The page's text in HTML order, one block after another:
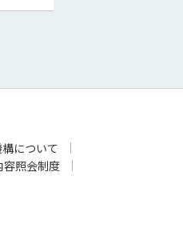
について
容照会制度